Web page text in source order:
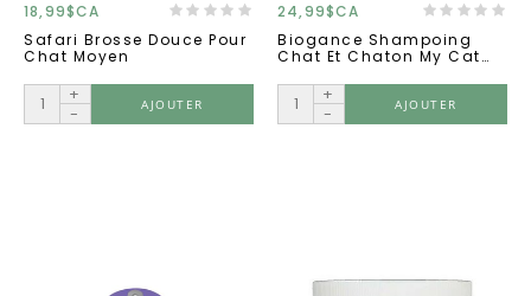
18,99$CA
Safari Brosse Douce Pour
Chat Moyen
+
-
AJOUTER
24,99$CA
Biogance Shampoing
Chat Et Chaton My Cat
+
-
AJOUTER